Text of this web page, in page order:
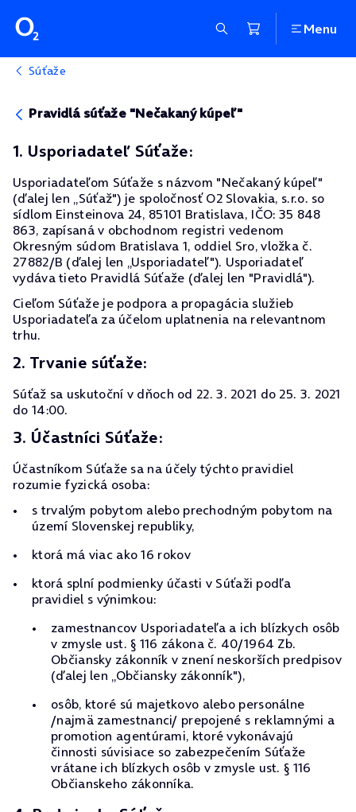
Menu
Súťaže
Pravidlá súťaže "Nečakaný kúpeľ"
1. Usporiadateľ Súťaže:
Usporiadateľom Súťaže s názvom "Nečakaný kúpeľ"
(ďalej len „Súťaž") je spoločnosť O2 Slovakia, s.r.o. so
sídlom Einsteinova 24, 85101 Bratislava, IČO: 35 848
863, zapísaná v obchodnom registri vedenom
Okresným súdom Bratislava 1, oddiel Sro, vložka č.
27882/B (ďalej len „Usporiadateľ"). Usporiadateľ
vydáva tieto Pravidlá Súťaže (ďalej len "Pravidlá").
Cieľom Súťaže je podpora a propagácia služieb
Usporiadateľa za účelom uplatnenia na relevantnom
trhu.
2. Trvanie súťaže:
Súťaž sa uskutoční v dňoch od 22. 3. 2021 do 25. 3. 2021
do 14:00.
3. Účastníci Súťaže:
Účastníkom Súťaže sa na účely týchto pravidiel
rozumie fyzická osoba:
s trvalým pobytom alebo prechodným pobytom na
území Slovenskej republiky,
ktorá má viac ako 16 rokov
ktorá splní podmienky účasti v Súťaži podľa
pravidiel s výnimkou:
zamestnancov Usporiadateľa a ich blízkych osôb
v zmysle ust. § 116 zákona č. 40/1964 Zb.
Občiansky zákonník v znení neskorších predpisov
(ďalej len „Občiansky zákonník"),
osôb, ktoré sú majetkovo alebo personálne
/najmä zamestnanci/ prepojené s reklamnými a
promotion agentúrami, ktoré vykonávajú
činnosti súvisiace so zabezpečením Súťaže
vrátane ich blízkych osôb v zmysle ust. § 116
Občianskeho zákonníka.